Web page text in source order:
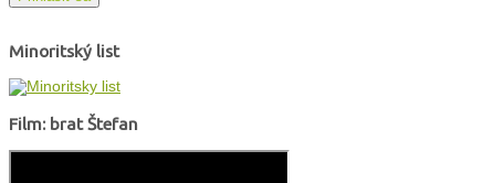
Minoritský list
Film: brat Štefan